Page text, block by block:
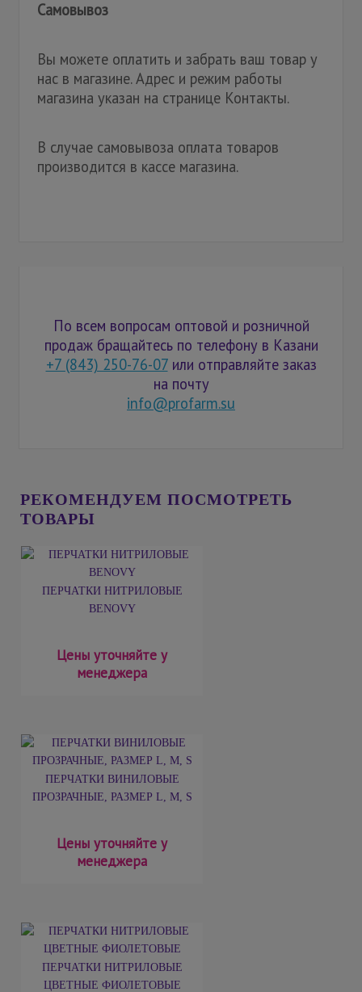
Самовывоз
Вы можете оплатить и забрать ваш товар у
нас в магазине. Адрес и режим работы
магазина указан на странице Контакты.
В случае самовывоза оплата товаров
производится в кассе магазина.
По всем вопросам оптовой и розничной
продаж бращайтесь по телефону в Казани
+7 (843) 250-76-07или отправляйте заказ
на почту
info@profarm.su
РЕКОМЕНДУЕМ ПОСМОТРЕТЬ
ТОВАРЫ
ПЕРЧАТКИ НИТРИЛОВЫЕ
BENOVY
Цены уточняйте у
менеджера
ПЕРЧАТКИ ВИНИЛОВЫЕ
ПРОЗРАЧНЫЕ, РАЗМЕР L, М, S
Цены уточняйте у
менеджера
ПЕРЧАТКИ НИТРИЛОВЫЕ
ЦВЕТНЫЕ ФИОЛЕТОВЫЕ